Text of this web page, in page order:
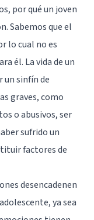
por qué un joven
Sabemos que el
lo cual no es
él. La vida de un
un sinfín de
graves, como
o abusivos, ser
sufrido un
factores de
desencadenen
ya sea